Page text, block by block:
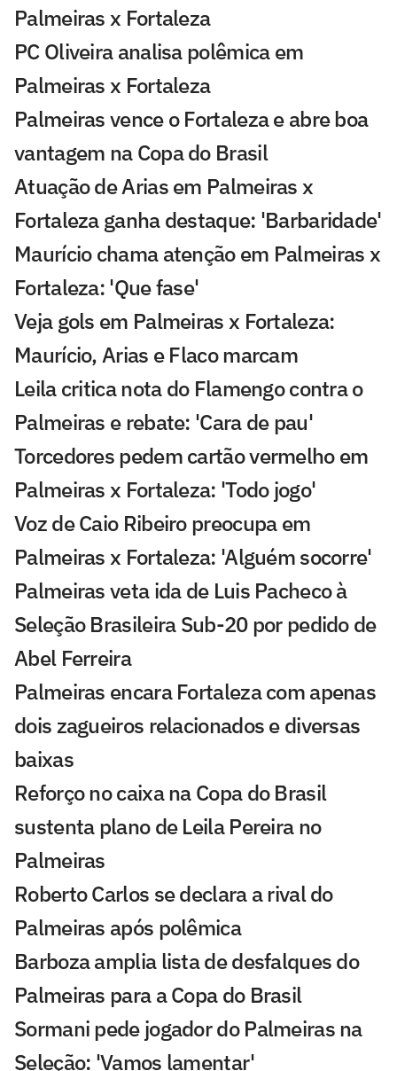
Palmeiras x Fortaleza
PC Oliveira analisa polêmica em
Palmeiras x Fortaleza
Palmeiras vence o Fortaleza e abre boa
vantagem na Copa do Brasil
Atuação de Arias em Palmeiras x
Fortaleza ganha destaque: 'Barbaridade'
Maurício chama atenção em Palmeiras x
Fortaleza: 'Que fase'
Veja gols em Palmeiras x Fortaleza:
Maurício, Arias e Flaco marcam
Leila critica nota do Flamengo contra o
Palmeiras e rebate: 'Cara de pau'
Torcedores pedem cartão vermelho em
Palmeiras x Fortaleza: 'Todo jogo'
Voz de Caio Ribeiro preocupa em
Palmeiras x Fortaleza: 'Alguém socorre'
Palmeiras veta ida de Luis Pacheco à
Seleção Brasileira Sub-20 por pedido de
Abel Ferreira
Palmeiras encara Fortaleza com apenas
dois zagueiros relacionados e diversas
baixas
Reforço no caixa na Copa do Brasil
sustenta plano de Leila Pereira no
Palmeiras
Roberto Carlos se declara a rival do
Palmeiras após polêmica
Barboza amplia lista de desfalques do
Palmeiras para a Copa do Brasil
Sormani pede jogador do Palmeiras na
Seleção: 'Vamos lamentar'